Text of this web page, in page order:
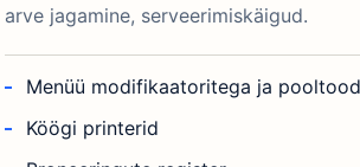
arve jagamine, serveerimiskäigud.
Menüü modifikaatoritega ja
Köögi printerid